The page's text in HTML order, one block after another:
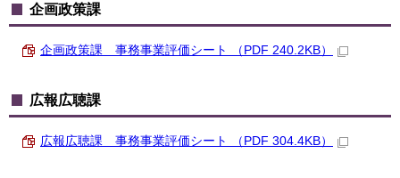
企画政策課
企画政策課 事務事業評価シート （PDF 240.2KB）
広報広聴課
広報広聴課 事務事業評価シート （PDF 304.4KB）